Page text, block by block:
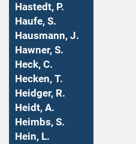
Hastedt, P.
Haufe, S.
Hausmann, J.
Hawner, S.
Heck, C.
Hecken, T.
Heidger, R.
Heidt, A.
Heimbs, S.
Hein, L.